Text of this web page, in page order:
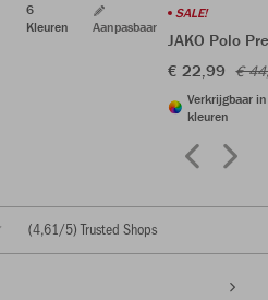
6
Kleuren
Aanpasbaar
SALE!
JAKO Polo
€ 22,99 €
Verkrijgbaar
kleuren
(4,61/5) Trusted Shops